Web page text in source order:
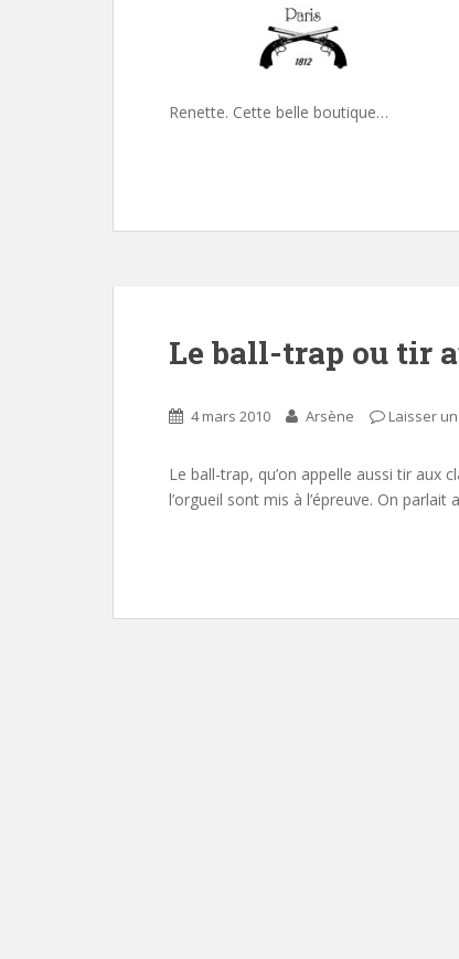
Renette. Cette belle boutique…
Le ball-trap ou tir
4 mars 2010 Arsène Laisser
Le ball-trap, qu’on appelle aussi tir aux
l’orgueil sont mis à l’épreuve. On